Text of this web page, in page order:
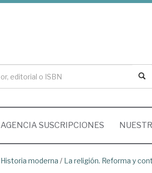
AGENCIA SUSCRIPCIONES
Historia moderna / La religión. Reforma y